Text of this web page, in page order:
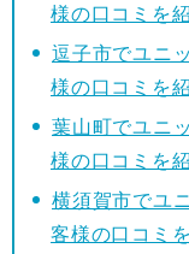
様の口コミを
逗子市でユニ
様の口コミを
葉山町でユニ
様の口コミを
横須賀市でユ
客様の口コミ